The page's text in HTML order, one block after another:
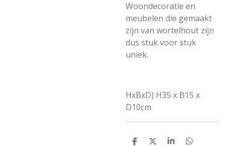
Woondecoratie en
meubelen die gemaakt
zijn van wortelhout zijn
dus stuk voor stuk
uniek.
HxBxD) H35 x B15 x
D10cm
D D S D